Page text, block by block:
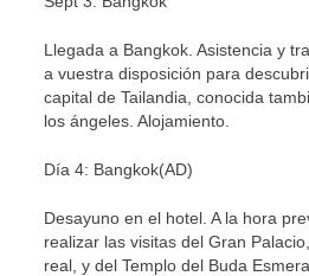
Llegada a Bangkok. Asistencia y
a vuestra disposición para
capital de Tailandia, conocida
los ángeles. Alojamiento.
Día 4: Bangkok(AD)
Desayuno en el hotel. A la hora
realizar las visitas del Gran
real, y del Templo del Buda